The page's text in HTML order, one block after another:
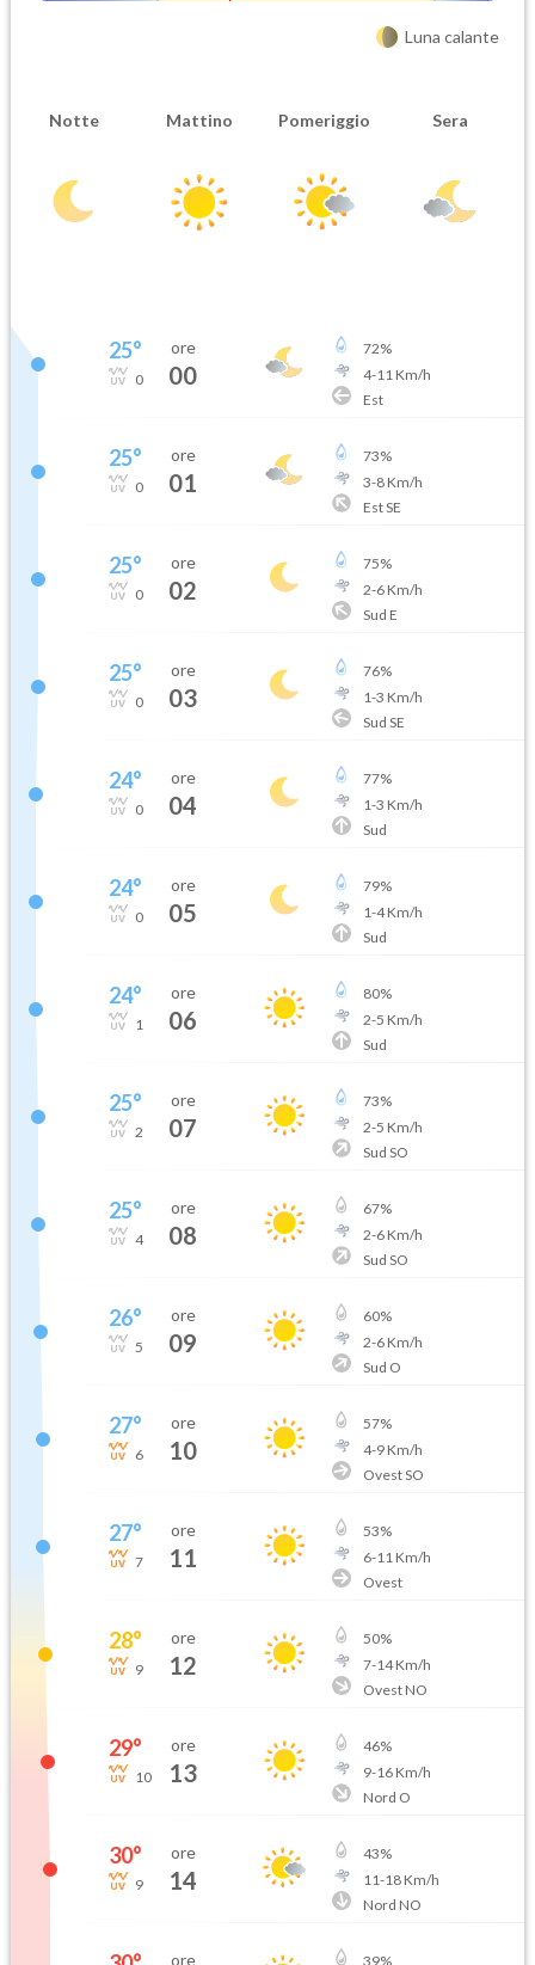
Luna calante
Notte Mattino Pomeriggio Sera
25°
0
ore
00
72%
4-11 Km/h
Est
25°
0
ore
01
73%
3-8Km/h
Est SE
25°
0
ore
02
75%
2-6Km/h
Sud E
25°
0
ore
03
76%
1-3 Km/h
Sud SE
24°
0
ore
04
77%
1-3 Km/h
Sud
24°
0
ore
05
79%
1-4Km/h
Sud
24°
1
ore
06
80%
2-5 Km/h
Sud
25°
2
ore
07
73%
2-5 Km/h
Sud SO
25°
4
ore
08
67%
2-6Km/h
Sud SO
26°
5
ore
09
60%
2-6Km/h
Sud O
27°
6
ore
10
57%
4-9Km/h
Ovest SO
27°
7
ore
11
53%
6-11 Km/h
Ovest
28°
9
ore
12
50%
7-14Km/h
Ovest NO
29°
10
ore
13
46%
9-16Km/h
Nord O
30°
9
ore
14
43%
11-18Km/h
Nord NO
ore 39%